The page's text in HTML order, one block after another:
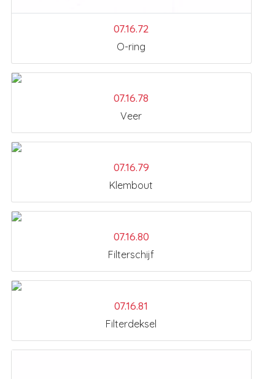
07.16.72
O-ring
07.16.78
Veer
07.16.79
Klembout
07.16.80
Filterschijf
07.16.81
Filterdeksel